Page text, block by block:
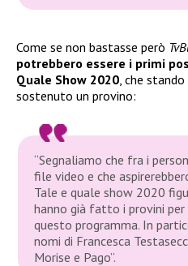
Come se non bastasse però
potrebbero essere i primi
Quale Show 2020 , che
sostenuto un provino:
“Segnaliamo che fra i
file video e che
Tale e quale show 2020
hanno già fatto i provini per
questo programma. In
nomi di Francesca
Morise e Pago”.